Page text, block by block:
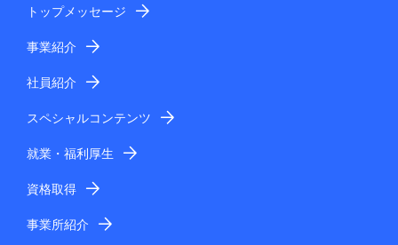
トップメッセージ
事業紹介
社員紹介
スペシャルコンテンツ
就業・福利厚生
資格取得
事業所紹介